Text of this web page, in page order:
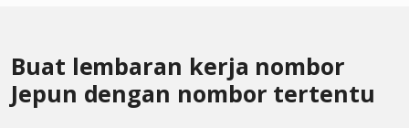
Buat lembaran kerja nombor
Jepun dengan nombor tertentu